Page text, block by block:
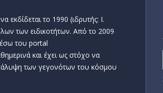
εκδίδεται το 1990 (ιδρυτής: Ι.
των ειδικοτήτων. Από το 2009
του portal
και έχει ως στόχο να
των γεγονότων του κόσμου